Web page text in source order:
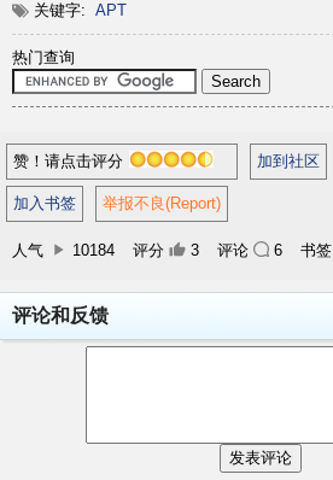
关键字: APT
热门查询
赞！请点击评分 加到社区
加入书签 举报不良(Report)
人气 10184 评分 3 评论 6 书签
评论和反馈